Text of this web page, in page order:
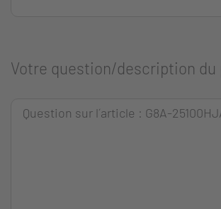
Votre question/description du